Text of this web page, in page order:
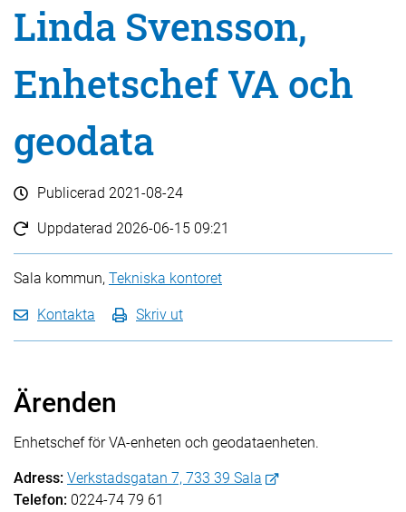
Linda Svensson,
Enhetschef VA och
geodata
Publicerad 2021-08-24
Uppdaterad 2026-06-15 09:21
Sala kommun, Tekniska kontoret
Kontakta Skriv ut
Ärenden
Enhetschef för VA-enheten och geodataenheten.
Adress: Verkstadsgatan 7, 733 39 Sala
Telefon: 0224-74 79 61